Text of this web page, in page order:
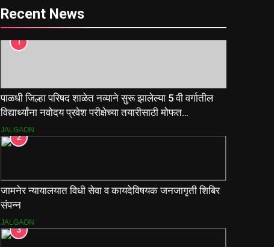
Recent News
1
पाळधी जिल्हा परिषद शाळेत नव्याने सुरू झालेल्या 5 वी वर्गातील
विद्यार्थ्यांना नवोदय प्रवेश परीक्षेच्या तयारीसाठी मोफत
मार्गदर्शिकांचे वाटप.
JALGAON
2
जामनेर न्यायालयात विधी सेवा व कायदेविषयक जनजागृती शिबिर
संपन्न
JALGAON
3